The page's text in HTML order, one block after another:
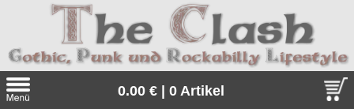
0.00 € | 0 Artikel